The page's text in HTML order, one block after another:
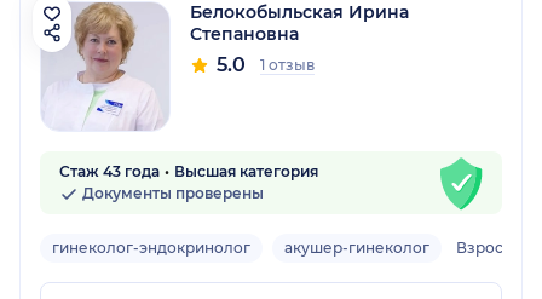
Белокобыльская Ирина
Степановна
5.0 1 отзыв
Стаж 43 года
Высшая категория
Документы проверены
гинеколог-эндокринолог акушер-гинеколог Взрослый